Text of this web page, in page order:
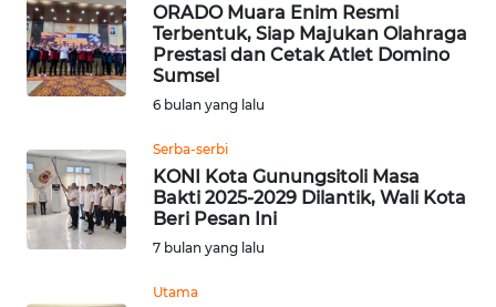
ORADO Muara Enim Resmi
Terbentuk, Siap Majukan Olahraga
Prestasi dan Cetak Atlet Domino
Sumsel
6 bulan yang lalu
Serba-serbi
KONI Kota Gunungsitoli Masa
Bakti 2025-2029 Dilantik, Wali Kota
Beri Pesan Ini
7 bulan yang lalu
Utama
KALTARA
WN
KALSEL
WN
KALTIM
WN